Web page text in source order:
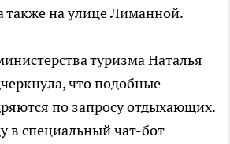
также на улице Лиманной.
туризма Наталья
что подобные
по запросу отдыхающих.
в специальный чат-бот